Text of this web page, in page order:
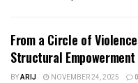
From a Circle of
Structural
BYARIJ NOVEMBER 24, 2025 0